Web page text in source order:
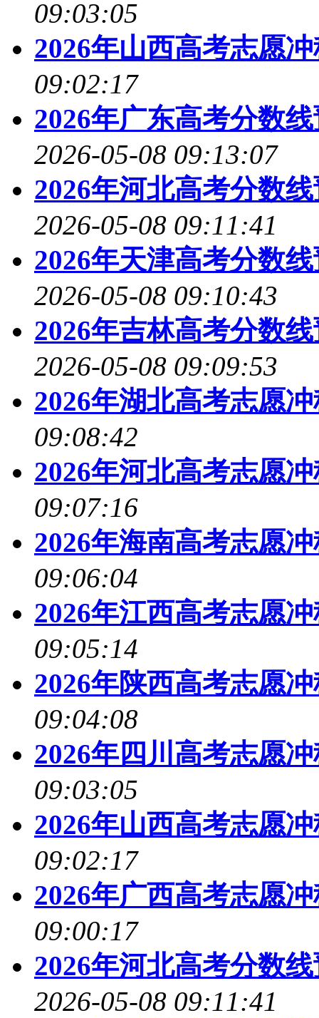
09:03:05
2026年山西高考志愿
09:02:17
2026年广东高考分数
2026-05-08 09:13:07
2026年河北高考分数
2026-05-08 09:11:41
2026年天津高考分数
2026-05-08 09:10:43
2026年吉林高考分数
2026-05-08 09:09:53
2026年湖北高考志愿
09:08:42
2026年河北高考志愿
09:07:16
2026年海南高考志愿
09:06:04
2026年江西高考志愿
09:05:14
2026年陕西高考志愿
09:04:08
2026年四川高考志愿
09:03:05
2026年山西高考志愿
09:02:17
2026年广西高考志愿
09:00:17
2026年河北高考分数
2026-05-08 09:11:41